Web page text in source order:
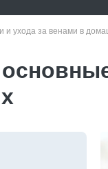
и ухода за венами в